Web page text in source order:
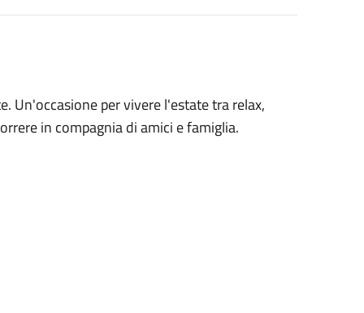
Un'occasione per vivere l'estate tra relax,
in compagnia di amici e famiglia.